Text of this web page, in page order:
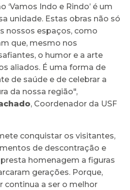
‘Vamos Indo e Rindo’ é um
unidade. Estas obras não só
nossos espaços, como
que, mesmo nos
o humor e a arte
aliados. É uma forma de
de saúde e de celebrar a
da nossa região",
, Coordenador da USF
conquistar os visitantes,
de descontração e
homenagem a figuras
gerações. Porque,
continua a ser o melhor